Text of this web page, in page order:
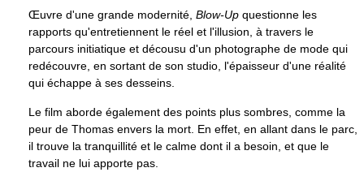
Œuvre d'une grande modernité, Blow-Up questionne les
rapports qu'entretiennent le réel et l'illusion, à travers le
parcours initiatique et décousu d'un photographe de mode qui
redécouvre, en sortant de son studio, l'épaisseur d'une réalité
qui échappe à ses desseins.
Le film aborde également des points plus sombres, comme la
peur de Thomas envers la mort. En effet, en allant dans le parc,
il trouve la tranquillité et le calme dont il a besoin, et que le
travail ne lui apporte pas.